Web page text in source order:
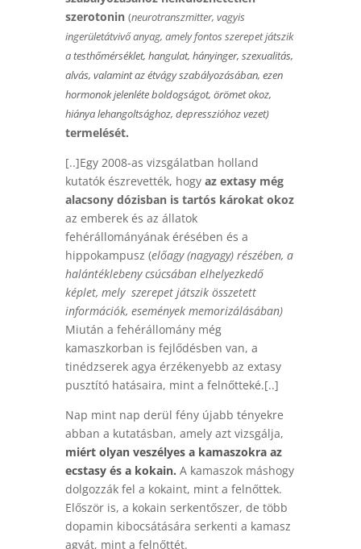
szerotonin (neurotranszmitter, vagyis
ingerületátvivő anyag, amelyfontos szerepet játszik
atesthőmérséklet, hangulat, hányinger, szexualitás,
alvás, valamint azétvágyszabályozásában, ezen
hormonok jelenléte boldogságot, örömet okoz,
hiánya lehangoltsághoz, depresszióhoz vezet)
termelését.
[..]Egy 2008-as vizsgálatban holland
kutatók észrevették, hogy az extasy még
alacsony dózisban is tartós károkat okoz
az emberek és az állatok
fehérállományának érésében és a
hippokampusz (előagy (nagyagy) részében, a
halántéklebeny csúcsában elhelyezkedő
képlet, mely szerepet játszik összetett
információk, események memorizálásában)
Miután a fehérállomány még
kamaszkorban is fejlődésben van, a
tinédzserek agya érzékenyebb az extasy
pusztító hatásaira, mint a felnőtteké.[..]
Nap mint nap derül fény újabb tényekre
abban a kutatásban, amely azt vizsgálja,
miért olyan veszélyes a kamaszokra az
ecstasy és a kokain. A kamaszok máshogy
dolgozzák fel a kokaint, mint a felnőttek.
Először is, a kokain serkentőszer, de több
dopamin kibocsátására serkenti a kamasz
agyát, mint a felnőttét.